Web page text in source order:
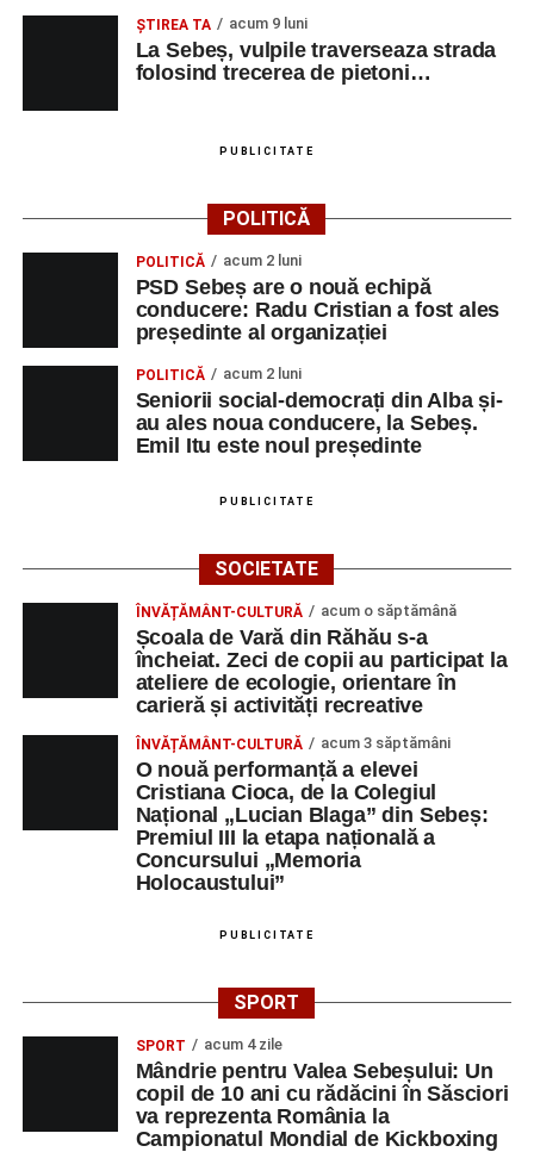
ŞTIREA TA acum 9 luni
La Sebeș, vulpile traverseaza strada
folosind trecerea de pietoni…
PUBLICITATE
POLITICĂ
POLITICĂ acum 2 luni
PSD Sebeș are o nouă echipă
conducere: Radu Cristian a fost ales
președinte al organizației
POLITICĂ acum 2 luni
Seniorii social-democrați din Alba și-
au ales noua conducere, la Sebeș.
Emil Itu este noul președinte
PUBLICITATE
SOCIETATE
ÎNVĂȚĂMÂNT-CULTURĂ acum o săptămână
Școala de Vară din Răhău s-a
încheiat. Zeci de copii au participat la
ateliere de ecologie, orientare în
carieră și activități recreative
ÎNVĂȚĂMÂNT-CULTURĂ acum 3 săptămâni
O nouă performanță a elevei
Cristiana Cioca, de la Colegiul
Național „Lucian Blaga” din Sebeș:
Premiul III la etapa națională a
Concursului „Memoria
Holocaustului”
PUBLICITATE
SPORT
SPORT acum 4 zile
Mândrie pentru Valea Sebeșului: Un
copil de 10 ani cu rădăcini în Săsciori
va reprezenta România la
Campionatul Mondial de Kickboxing